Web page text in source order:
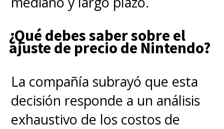
¿Qué debes saber sobre el
ajuste de precio de Nintendo?
La compañía subrayó que esta
decisión responde a un análisis
exhaustivo de los costos de